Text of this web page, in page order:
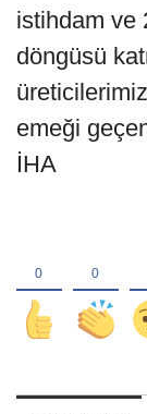
istihdam ve
döngüsü
emeği
İHA